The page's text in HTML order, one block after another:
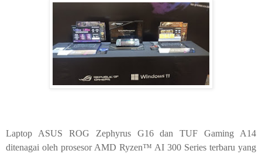
Laptop ASUS ROG Zephyrus G16 dan TUF Gaming A14
ditenagai oleh prosesor AMD Ryzen™ AI 300 Series terbaru yang